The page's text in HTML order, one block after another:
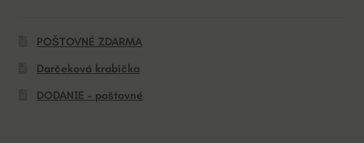
POŠTOVNÉ ZDARMA
Darčeková krabička
DODANIE – poštovné